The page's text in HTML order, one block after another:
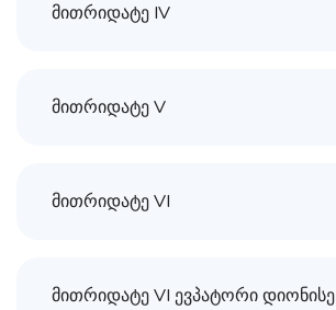
მითრიდატე IV
მითრიდატე V
მითრიდატე VI
მითრიდატე VI ევპატორი დი­ო­ნისე